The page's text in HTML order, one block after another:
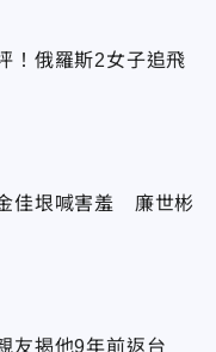
！俄羅斯2女子追飛
佳垠喊害羞 廉世彬
友揭他9年前返台